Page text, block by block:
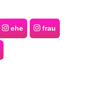
ehe frau